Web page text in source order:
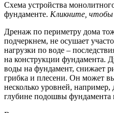
Схема устройства
фундаменте. Кликните, чтобы
Дренаж по периметру дома
подчеркнем, не осушает
нагрузки по воде –
на конструкции фундамента.
воды на фундамент, снижает
грибка и плесени. Он может
несколько уровней,
глубине подошвы фундамента